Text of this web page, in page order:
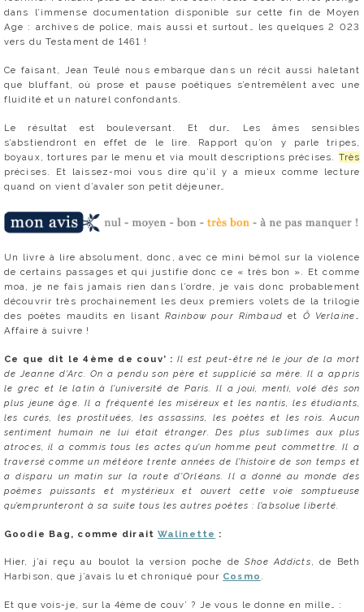
dans l’immense documentation disponible sur cette fin de Moyen
Age : archives de police, mais aussi et surtout… les quelques 2 023
vers du Testament de 1461 !
Ce faisant, Jean Teulé nous embarque dans un récit aussi haletant
que bluffant, où prose et pause poétiques s’entremêlent avec une
fluidité et un naturel confondants.
Le résultat est bouleversant. Et dur… Les âmes sensibles
s’abstiendront en effet de le lire. Rapport qu’on y parle tripes,
boyaux, tortures par le menu et via moult descriptions précises. Très
précises. Et laissez-moi vous dire qu’il y a mieux comme lecture
quand on vient d’avaler son petit déjeuner…
Un livre à lire absolument, donc, avec ce mini bémol sur la violence
de certains passages et qui justifie donc ce « très bon ». Et comme
moa, je ne fais jamais rien dans l’ordre, je vais donc probablement
découvrir très prochainement les deux premiers volets de la trilogie
des poètes maudits en lisantRainbow pour Rimbaud et Ô Verlaine…
Affaire à suivre !
Ce que dit le 4ème de couv’ : Il est peut-être né le jour de la mort
de Jeanne d’Arc. On a pendu son père et supplicié sa mère. Il a appris
le grec et le latin à l’université de Paris. Il a joui, menti, volé dès son
plus jeune âge. Il a fréquenté les miséreux et les nantis, les étudiants,
les curés, les prostituées, les assassins, les poètes et les rois. Aucun
sentiment humain ne lui était étranger. Des plus sublimes aux plus
atroces, il a commis tous les actes qu’un homme peut commettre. Il a
traversé comme un météore trente années de l’histoire de son temps et
a disparu un matin sur la route d’Orléans. Il a donné au monde des
poèmes puissants et mystérieux et ouvert cette voie somptueuse
qu’emprunteront à sa suite tous les autres poètes : l’absolue liberté.
Goodie Bag, comme dirait Walinette :
Hier, j’ai reçu au boulot la version poche deShoe Addicts, de Beth
Harbison, que j’avais lu et chroniqué pour Cosmo .
Et que vois-je, sur la 4ème de couv’ ? Je vous le donne en mille… :